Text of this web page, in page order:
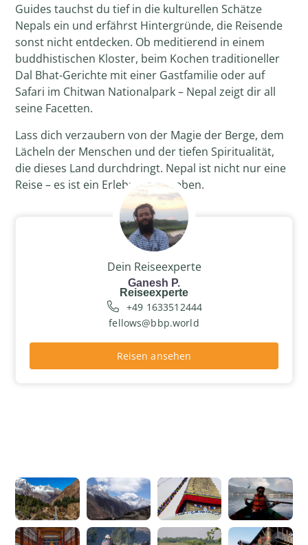
Guides tauchst du tief in die kulturellen Schätze
Nepals ein und erfährst Hintergründe, die Reisende
sonst nicht entdecken. Ob meditierend in einem
buddhistischen Kloster, beim Kochen traditioneller
Dal Bhat-Gerichte mit einer Gastfamilie oder auf
Safari im Chitwan Nationalpark – Nepal zeigt dir all
seine Facetten.
Lass dich verzaubern von der Magie der Berge, dem
Lächeln der Menschen und der tiefen Spiritualität,
die dieses Land durchdringt. Nepal ist nicht nur eine
Reise – es ist ein Erlebnis fürs Leben.
Dein Reiseexperte
Ganesh P.
Reiseexperte
+49 1633512444
fellows@bbp.world
Reisen ansehen